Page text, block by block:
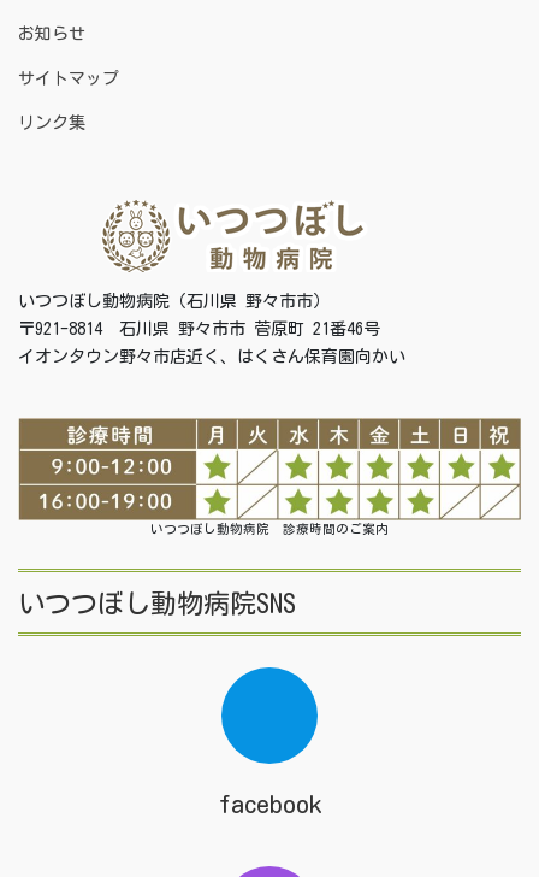
お知らせ
サイトマップ
リンク集
いつつぼし動物病院（石川県 野々市市）
〒921-8814 石川県 野々市市 菅原町 21番46号
イオンタウン野々市店近く、はくさん保育園向かい
いつつぼし動物病院 診療時間のご案内
いつつぼし動物病院SNS
facebook